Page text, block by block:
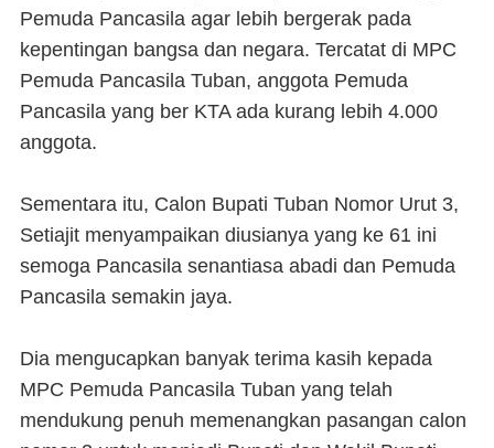
Pemuda Pancasila agar lebih bergerak pada
kepentingan bangsa dan negara. Tercatat di MPC
Pemuda Pancasila Tuban, anggota Pemuda
Pancasila yang ber KTA ada kurang lebih 4.000
anggota.
Sementara itu, Calon Bupati Tuban Nomor Urut 3,
Setiajit menyampaikan diusianya yang ke 61 ini
semoga Pancasila senantiasa abadi dan Pemuda
Pancasila semakin jaya.
Dia mengucapkan banyak terima kasih kepada
MPC Pemuda Pancasila Tuban yang telah
mendukung penuh memenangkan pasangan calon